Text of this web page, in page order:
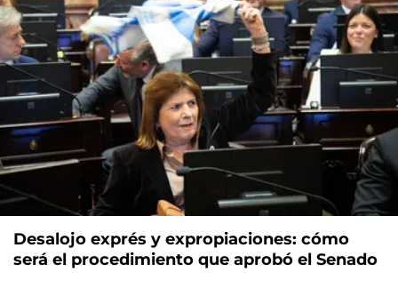
Desalojo exprés y expropiaciones: cómo
será el procedimiento que aprobó el Senado